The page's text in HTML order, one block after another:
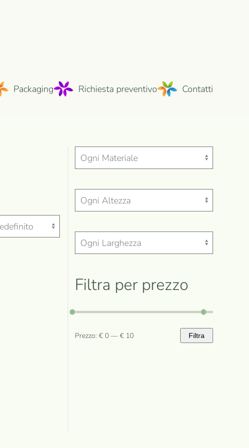
Packaging Richiesta preventivo Contatti
Filtra per prezzo
Prezzo
Prezzo
Filtra
Prezzo: € 0— € 10